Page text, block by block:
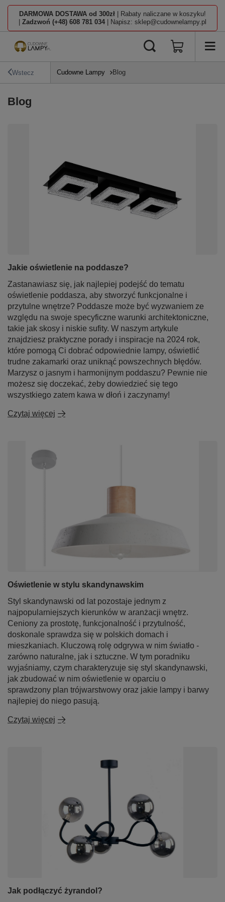
DARMOWA DOSTAWA od 300zł | Rabaty naliczane w koszyku!
Zadzwoń (+48) 608 781 034 | Napisz: sklep@cudownelampy.pl
Wstecz Cudowne Lampy Blog
Blog
Jakie oświetlenie na poddasze?
Zastanawiasz się, jak najlepiej podejść do tematu
oświetlenie poddasza, aby stworzyć funkcjonalne i
przytulne wnętrze? Poddasze może być wyzwaniem ze
względu na swoje specyficzne warunki architektoniczne,
takie jak skosy i niskie sufity. W naszym artykule
znajdziesz praktyczne porady i inspiracje na 2024 rok,
które pomogą Ci dobrać odpowiednie lampy, oświetlić
trudne zakamarki oraz uniknąć powszechnych błędów.
Marzysz o jasnym i harmonijnym poddaszu? Pewnie nie
możesz się doczekać, żeby dowiedzieć się tego
wszystkiego zatem kawa w dłoń i zaczynamy!
Czytaj więcej
Oświetlenie w stylu skandynawskim
Styl skandynawski od lat pozostaje jednym z
najpopularniejszych kierunków w aranżacji wnętrz.
Ceniony za prostotę, funkcjonalność i przytulność,
doskonale sprawdza się w polskich domach i
mieszkaniach. Kluczową rolę odgrywa w nim światło -
zarówno naturalne, jak i sztuczne. W tym poradniku
wyjaśniamy, czym charakteryzuje się styl skandynawski,
jak zbudować w nim oświetlenie w oparciu o
sprawdzony plan trójwarstwowy oraz jakie lampy i barwy
najlepiej do niego pasują.
Czytaj więcej
Jak podłączyć żyrandol?